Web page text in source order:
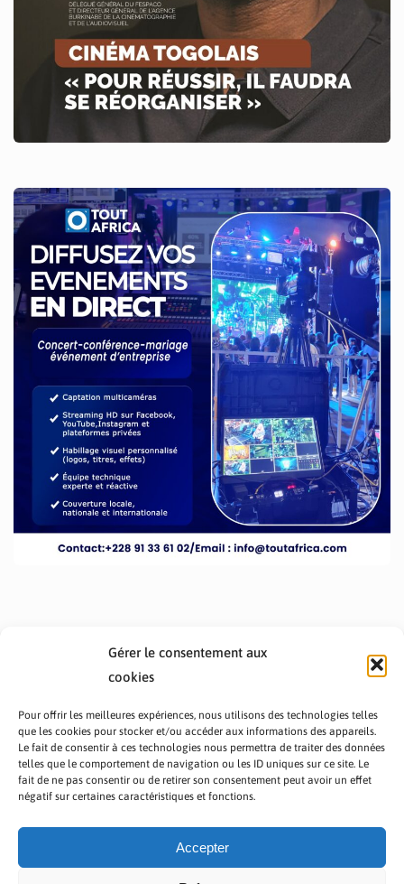
Gérer le consentement aux
cookies
Pour offrir les meilleures expériences, nous utilisons des technologies telles
que les cookies pour stocker et/ou accéder aux informations des appareils.
Le fait de consentir à ces technologies nous permettra de traiter des données
telles que le comportement de navigation ou les ID uniques sur ce site. Le
fait de ne pas consentir ou de retirer son consentement peut avoir un effet
négatif sur certaines caractéristiques et fonctions.
Accepter
PRÉSENTATION TOUTAFRICA
A PROPOS